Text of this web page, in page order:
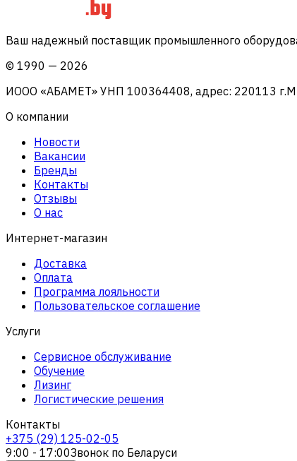
Ваш надежный поставщик промышленного
© 1990 — 2026
ИООО «АБАМЕТ» УНП 100364408, адрес: 220113
О компании
Новости
Вакансии
Бренды
Контакты
Отзывы
О нас
Интернет-магазин
Доставка
Оплата
Программа лояльности
Пользовательское соглашение
Услуги
Сервисное обслуживание
Обучение
Лизинг
Логистические решения
Контакты
+375 (29) 125-02-05
9:00 - 17:00Звонок по Беларуси